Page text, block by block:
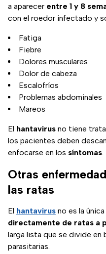
a aparecer entre 1 y 8
con el roedor infectado y
Fatiga
Fiebre
Dolores musculares
Dolor de cabeza
Escalofríos
Problemas abdominales
Mareos
El hantavirus no tiene
los pacientes deben
enfocarse en los síntomas.
Otras
las ratas
El hantavirus no es la
directamente de ratas a
larga lista que se divide en
parasitarias.